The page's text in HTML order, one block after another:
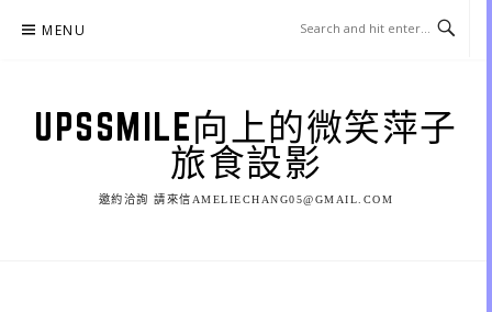
MENU
UPSSMILE向上的微笑萍子
旅食設影
邀約洽詢 請來信AMELIECHANG05@GMAIL.COM